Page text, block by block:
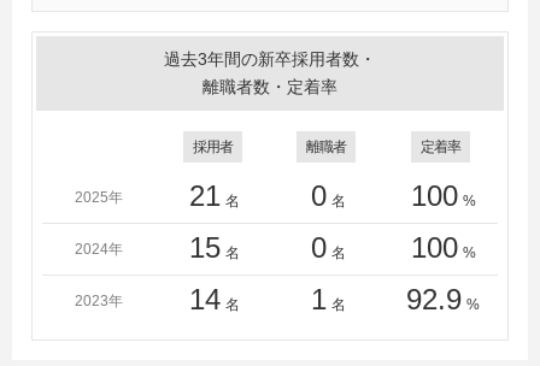
過去3年間の新卒採用者数・
離職者数・定着率
採用者 離職者 定着率
2025年 21 名 0 名 100 %
2024年 15 名 0 名 100 %
2023年 14 名 1 名 92.9 %